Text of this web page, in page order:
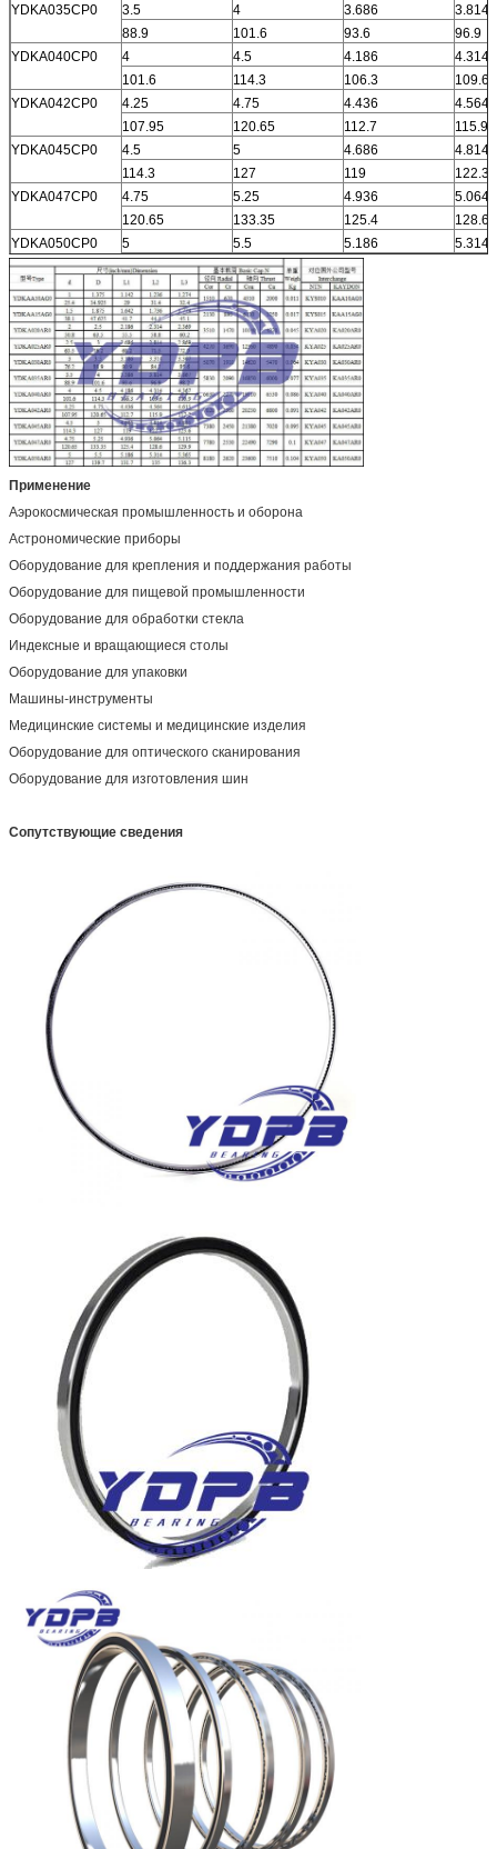
YDKA035CP0
3.5 4 3.686
3.814
88.9
101.6 93.6
96.9
YDKA040CP0
4 4.5 4.186
4.314
101.6
114.3 106.3
109.6
YDKA042CP0
4.25 4.75 4.436
4.564
107.95
120.65 112.7
115.9
YDKA045CP0
4.5 5 4.686
4.814
114.3
127 119
122.3
YDKA047CP0
4.75 5.25 4.936
5.064
120.65
133.35 125.4
128.6
YDKA050CP0
5 5.5 5.186
5.314
127
139.7 131.7
Применение
Аэрокосмическая промышленность и оборона
Астрономические приборы
Оборудование для крепления и поддержания работы
Оборудование для пищевой промышленности
Оборудование для обработки стекла
Индексные и вращающиеся столы
Оборудование для упаковки
Машины-инструменты
Медицинские системы и медицинские изделия
Оборудование для оптического сканирования
Оборудование для изготовления шин
Сопутствующие сведения